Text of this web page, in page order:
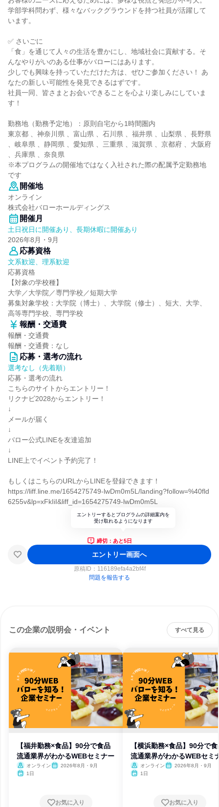
学部学科問わず、様々なバックグラウンドを持つ社員が活躍して
います。
✅ さいごに
「食」を通じて人々の生活を豊かにし、地域社会に貢献する。そ
んなやりがいのある仕事がバローにはあります。
少しでも興味を持っていただけた方は、ぜひご参加ください！ あ
なたの新しい可能性を発見できるはずです。
社員一同、皆さまとお会いできることを心より楽しみにしていま
す！
勤務地（勤務予定地）：原則自宅から1時間圏内
東京都 、神奈川県 、富山県 、石川県 、福井県 、山梨県 、長野県
、岐阜県 、静岡県 、愛知県 、三重県 、滋賀県 、京都府 、大阪府
、兵庫県 、奈良県
※本プログラムの開催地ではなく⼊社された際の配属予定勤務地
です
開催地
オンライン
株式会社バローホールディングス
開催月
土日祝日に開催あり、長期休暇に開催あり
2026年8月・9月
応募資格
文系歓迎、理系歓迎
応募資格
【対象の学校種】
大学／大学院／専門学校／短期大学
募集対象学校：大学院（博士）、大学院（修士）、短大、大学、
高等専門学校、専門学校
報酬・交通費
報酬・交通費
報酬・交通費：なし
応募・選考の流れ
選考なし（先着順）
応募・選考の流れ
こちらのサイトからエントリー！
リクナビ2028からエントリー！
↓
メールが届く
↓
バロー公式LINEを友達追加
↓
LINE上でイベント予約完了！
もしくはこちらのURLからLINEを登録できます！
https://liff.line.me/1654275749-lwDm0m5L/landing?follow=%40fld
6255v&lp=xFkIiI&liff_id=1654275749-lwDm0m5L
エントリーするとプログラムの詳細案内を
受け取れるようになります
締切：あと5日
エントリー画面へ
原稿ID： 116189efa4a2bf4f
問題を報告する
この企業の説明会・イベント すべて見る
【福井勤務×食品】90分で食品
流通業界がわかるWEBセミナー
オンライン
2026年8月・9月
1日
お気に入り
【横浜勤務×食品】90分で
流通業界がわかるWEBセミ
オンライン
2026年8月・9月
1日
お気に入り